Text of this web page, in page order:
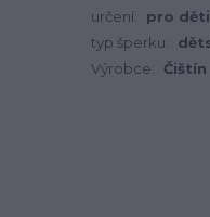
určení:
pro děti
typ šperku:
Výrobce: Čištín